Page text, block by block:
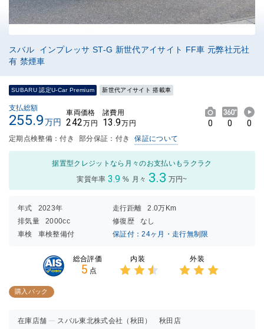
スバル インプレッサ ST-G 新世代アイサイト FF車 元弊社元社
有 禁煙車
SUBARU 認定U-Car Premium 新世代アイサイト 搭載車
支払総額
255.9万円
車両価格
242万円
諸費用
13.9万円 0 0 0
定期点検整備：付き 部分保証：付き 保証について
据置型クレジットなら月々のお支払いもラクラク
実質年率 3.9 % 月々 3.3 万円~
年式 2023年 走行距離
2.0万Km
排気量
2000cc 修復歴
なし
車検
車検整備付 保証付：24ヶ月・走行無制限
総合評価
5 点
内装 外装
購入パック
在庫店舗 スバル東北株式会社（秋田） 秋田店